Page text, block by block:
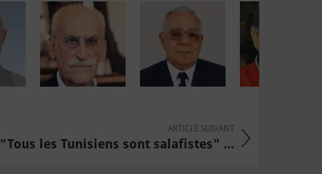
ARTICLE SUIVANT
"Tous les Tunisiens sont salafistes" ...